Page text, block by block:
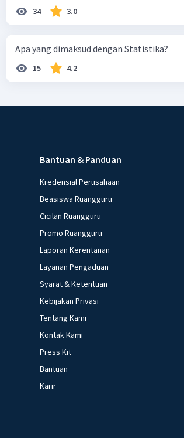
34 3.0
Apa yang dimaksud dengan Statistika?
15 4.2
Bantuan & Panduan
Kredensial Perusahaan
Beasiswa Ruangguru
Cicilan Ruangguru
Promo Ruangguru
Laporan Kerentanan
Layanan Pengaduan
Syarat & Ketentuan
Kebijakan Privasi
Tentang Kami
Kontak Kami
Press Kit
Bantuan
Karir